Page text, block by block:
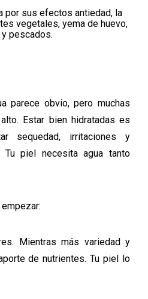
por sus efectos antiedad, la
vegetales, yema de huevo,
pescados.
parece obvio, pero muchas
Estar bien hidratadas es
sequedad, irritaciones y
Tu piel necesita agua tanto
Mientras más variedad y
de nutrientes. Tu piel lo